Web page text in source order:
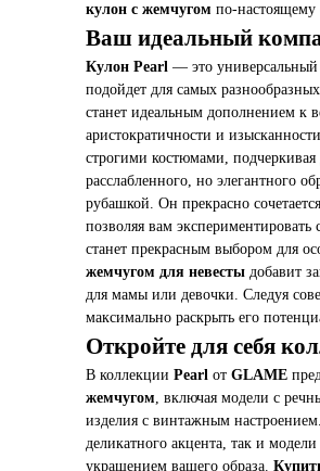
кулон с жемчугом по-
Ваш идеальный
Кулон Pearl — это универсальный
подойдет для самых
станет идеальным дополнением к
аристократичности и
строгими костюмами, подчеркивая
расслабленного, но элегантного
рубашкой. Он прекрасно
позволяя вам
станет прекрасным выбором для
жемчугом для невесты добавит
для мамы или девочки. Следуя
максимально раскрыть его
Откройте для себя
В коллекции Pearl от GLAME
жемчугом, включая модели с
изделия с винтажным
деликатного акцента, так и модели
украшением вашего образа.